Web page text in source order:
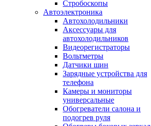
Стробоскопы
Автоэлектроника
Автохолодильники
Аксессуары для
автохолодильников
Видеорегистраторы
Вольтметры
Датчики шин
Зарядные устройства для
телефона
Камеры и мониторы
универсальные
Обогреватели салона и
подогрев руля